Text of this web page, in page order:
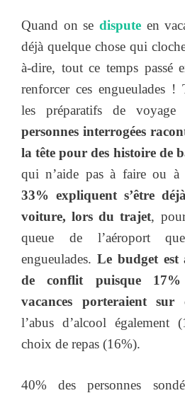
Quand on se dispute en
déjà quelque chose qui
à-dire, tout ce temps passé
renforcer ces engueulades !
les préparatifs de voyage
personnes interrogées
la tête pour des histoire de
qui n’aide pas à faire ou à
33% expliquent s’être
voiture, lors du trajet,
queue de l’aéroport
engueulades. Le budget est
de conflit puisque
vacances porteraient
l’abus d’alcool également
choix de repas (16%).
40% des personnes